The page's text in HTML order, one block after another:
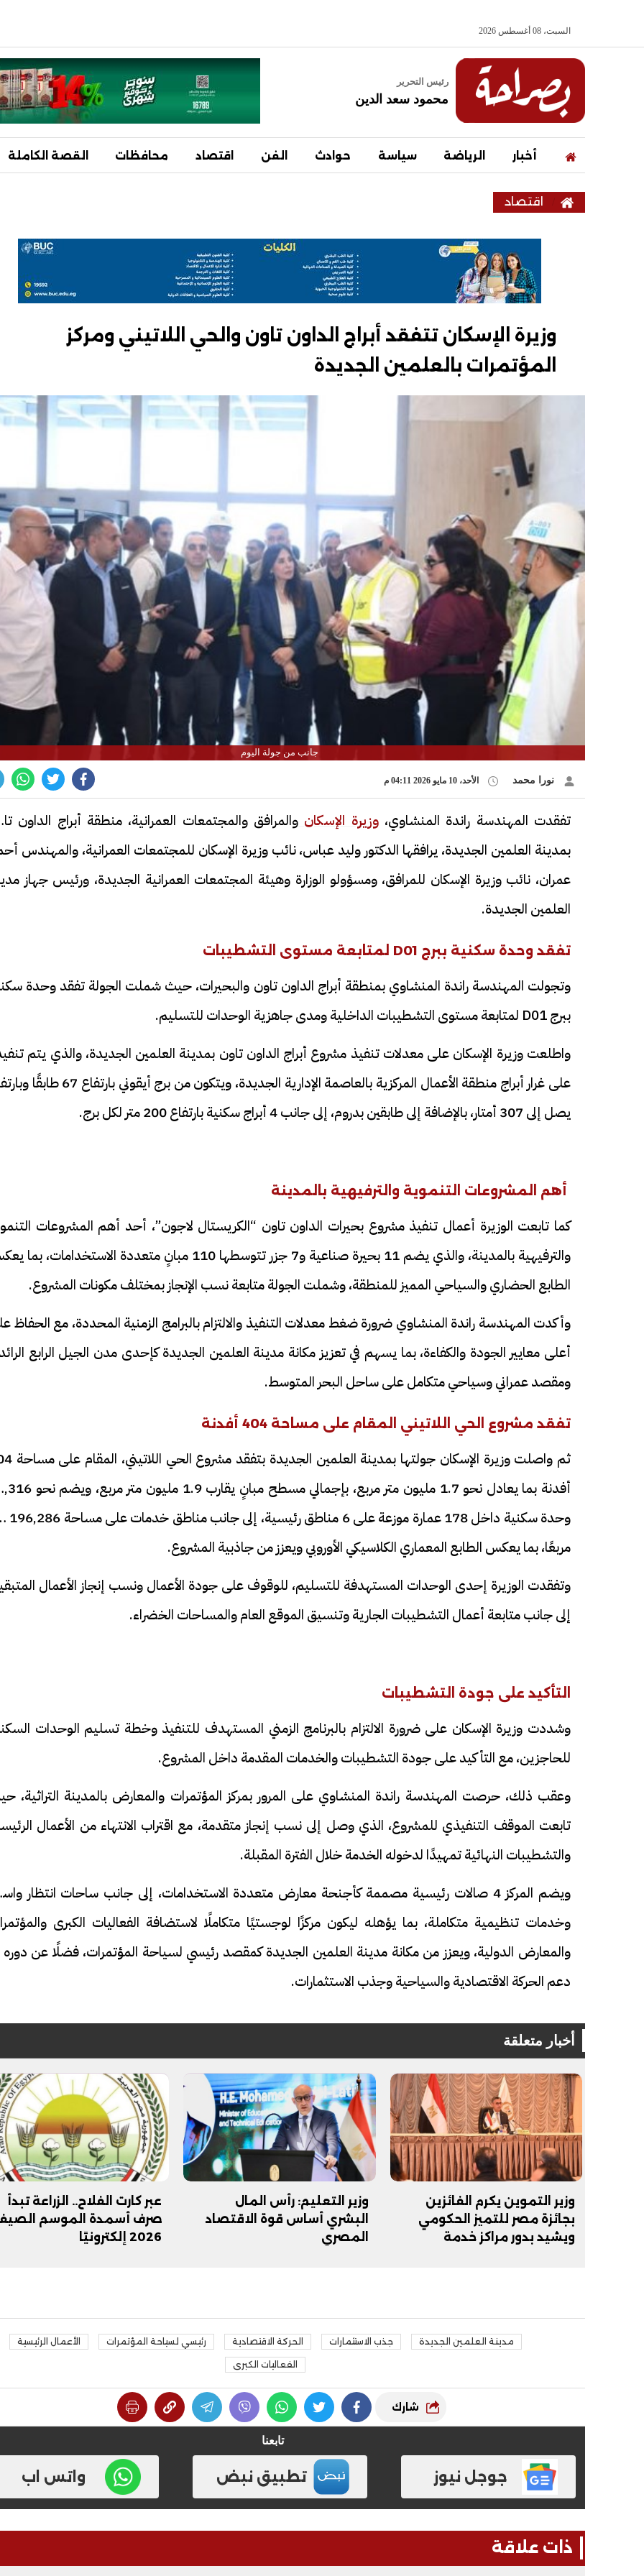
السبت، 08 أغسطس 2026
رئيس التحرير
محمود سعد الدين
أخبار الرياضة سياسة حوادث الفن اقتصاد محافظات القصة الكاملة
اقتصاد
وزيرة الإسكان تتفقد أبراج الداون تاون والحي اللاتيني ومركز
المؤتمرات بالعلمين الجديدة
جانب من جولة اليوم
نورا محمد الأحد، 10 مايو 2026 04:11 م
تفقدت المهندسة راندة المنشاوي،وزيرة الإسكان والمرافق والمجتمعات العمرانية، منطقة أبراج الداون
بمدينة العلمين الجديدة، يرافقها الدكتور وليد عباس، نائب وزيرة الإسكان للمجتمعات العمرانية، والمهندس
عمران، نائب وزيرة الإسكان للمرافق، ومسؤولو الوزارة وهيئة المجتمعات العمرانية الجديدة، ورئيس جهاز
العلمين الجديدة.
تفقد وحدة سكنية ببرج D01 لمتابعة مستوى التشطيبات
وتجولت المهندسة راندة المنشاوي بمنطقة أبراج الداون تاون والبحيرات، حيث شملت الجولة تفقد وحدة
ببرج D01 لمتابعة مستوى التشطيبات الداخلية ومدى جاهزية الوحدات للتسليم.
واطلعت وزيرة الإسكان على معدلات تنفيذ مشروع أبراج الداون تاون بمدينة العلمين الجديدة، والذي يتم
على غرار أبراج منطقة الأعمال المركزية بالعاصمة الإدارية الجديدة، ويتكون من برج أيقوني
يصل إلى 307 أمتار، بالإضافة إلى طابقين بدروم، إلى جانب 4 أبراج سكنية بارتفاع 200 متر لكل برج.
أهم المشروعات التنموية والترفيهية بالمدينة
كما تابعت الوزيرة أعمال تنفيذ مشروع بحيرات الداون تاون “الكريستال لاجون”، أحد أهم المشروعات
والترفيهية بالمدينة، والذي يضم 11 بحيرة صناعية و7 جزر تتوسطها 110 مبانٍ متعددة الاستخدامات،
الطابع الحضاري والسياحي المميز للمنطقة، وشملت الجولة متابعة نسب الإنجاز بمختلف مكونات المشروع.
وأكدت المهندسة راندة المنشاوي ضرورة ضغط معدلات التنفيذ والالتزام بالبرامج الزمنية المحددة، مع الحفاظ
أعلى معايير الجودة والكفاءة، بما يسهم في تعزيز مكانة مدينة العلمين الجديدة كإحدى مدن الجيل الرابع
ومقصد عمراني وسياحي متكامل على ساحل البحر المتوسط.
تفقد مشروع الحي اللاتيني المقام على مساحة 404 أفدنة
ثم واصلت وزيرة الإسكان جولتها
أفدنة بما يعادل نحو 1.7 مليون متر مربع، بإجمالي مسطح مبانٍ يقارب 1.9
وحدة سكنية داخل 178 عمارة
مربعًا، بما يعكس الطابع المعماري الكلاسيكي الأوروبي ويعزز من جاذبية المشروع.
وتفقدت الوزيرة إحدى الوحدات المستهدفة للتسليم، للوقوف على جودة الأعمال ونسب إنجاز الأعمال
إلى جانب متابعة أعمال التشطيبات الجارية وتنسيق الموقع العام والمساحات الخضراء.
التأكيد على جودة التشطيبات
وشددت وزيرة الإسكان على ضرورة الالتزام بالبرنامج الزمني المستهدف للتنفيذ وخطة تسليم الوحدات
للحاجزين، مع التأكيد على جودة التشطيبات والخدمات المقدمة داخل المشروع.
وعقب ذلك، حرصت المهندسة راندة المنشاوي على المرور بمركز المؤتمرات والمعارض بالمدينة التراثية،
تابعت الموقف التنفيذي للمشروع، الذي وصل إلى نسب إنجاز متقدمة، مع اقتراب الانتهاء من الأعمال
والتشطيبات النهائية تمهيدًا لدخوله الخدمة خلال الفترة المقبلة.
ويضم المركز 4 صالات رئيسية مصممة كأجنحة معارض متعددة الاستخدامات، إلى جانب ساحات انتظار
وخدمات تنظيمية متكاملة، بما يؤهله ليكون مركزًا لوجستيًا متكاملًا لاستضافة الفعاليات الكبرى
والمعارض الدولية، ويعزز من مكانة مدينة العلمين الجديدة كمقصد رئيسي لسياحة المؤتمرات، فضلًا عن دوره
دعم الحركة الاقتصادية والسياحية وجذب الاستثمارات.
أخبار متعلقة
وزير التموين يكرم الفائزين
بجائزة مصر للتميز الحكومي
ويشيد بدور مراكز خدمة
وزير التعليم: رأس المال
البشري أساس قوة الاقتصاد
المصري
عبر كارت الفلاح.. الزراعة تبدأ
صرف أسمدة الموسم
2026 إلكترونيًا
مدينة العلمين الجديدة جذب الاستثمارات الحركة الاقتصادية رئيسي لسياحة المؤتمرات الأعمال الرئيسية
الفعاليات الكبرى
شارك
تابعنا
جوجل نيوز تطبيق نبض واتس اب
ذات علاقة
الأربعة بقرية السعدية في الفيوم
تحفة معمارية بتكلفة تجاوزت 20
عماد سائق التريلا مع والدته